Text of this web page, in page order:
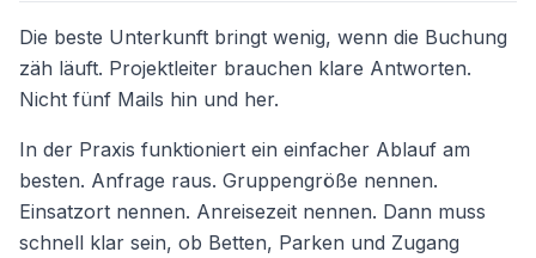
Die beste Unterkunft bringt wenig, wenn die Buchung
zäh läuft. Projektleiter brauchen klare Antworten.
Nicht fünf Mails hin und her.
In der Praxis funktioniert ein einfacher Ablauf am
besten. Anfrage raus. Gruppengröße nennen.
Einsatzort nennen. Anreisezeit nennen. Dann muss
schnell klar sein, ob Betten, Parken und Zugang